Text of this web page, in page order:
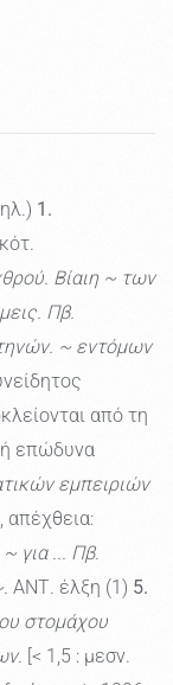
1.
Βίαιη ~ των
Πβ.
~ εντόμων
από τη
επώδυνα
εμπειριών
απέχθεια:
για ... Πβ.
ΑΝΤ. έλξη (1) 5.
στομάχου
[< 1,5 : μεσν.